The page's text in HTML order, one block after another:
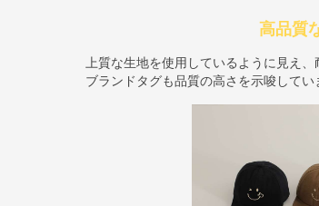
高品質
上質な生地を使用しているように見え
ブランドタグも品質の高さを示唆してい